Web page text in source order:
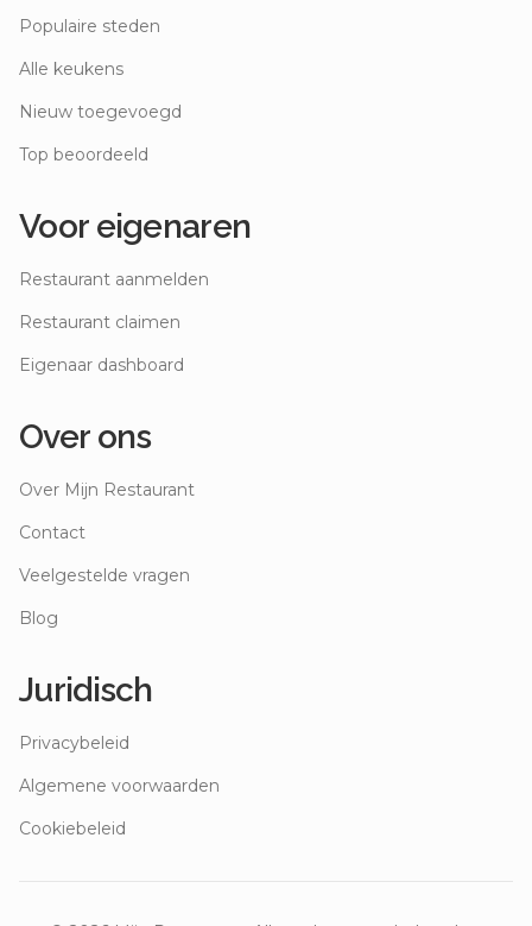
Populaire steden
Alle keukens
Nieuw toegevoegd
Top beoordeeld
Voor eigenaren
Restaurant aanmelden
Restaurant claimen
Eigenaar dashboard
Over ons
Over Mijn Restaurant
Contact
Veelgestelde vragen
Blog
Juridisch
Privacybeleid
Algemene voorwaarden
Cookiebeleid